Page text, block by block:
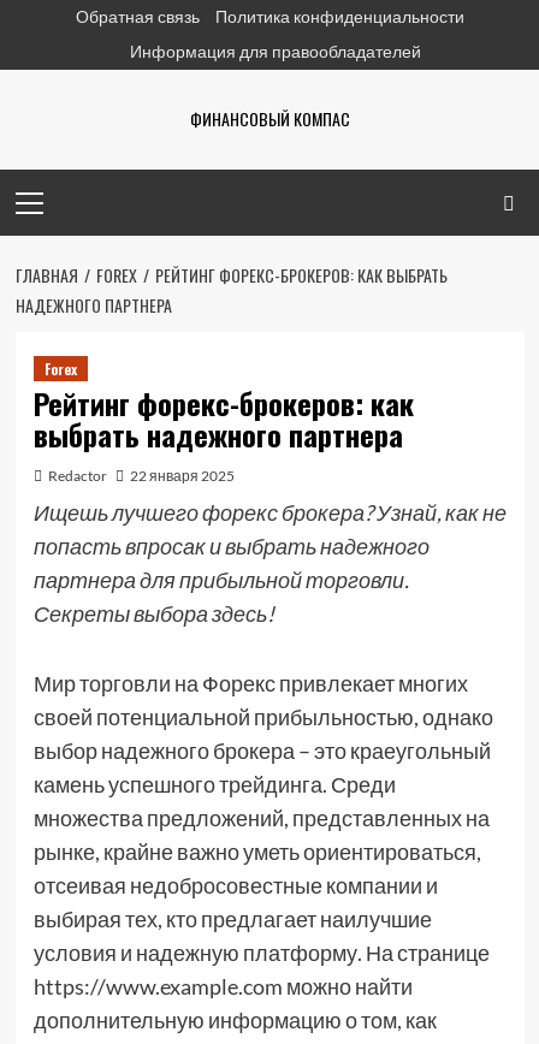
содержимому
Обратная связь
Политика конфиденциальности
Информация для правообладателей
ФИНАНСОВЫЙ КОМПАС
меню
ГЛАВНАЯ FOREX
РЕЙТИНГ ФОРЕКС-БРОКЕРОВ: КАК ВЫБРАТЬ
НАДЕЖНОГО ПАРТНЕРА
Forex
Рейтинг форекс-брокеров: как
выбрать надежного партнера
Redactor 22 января 2025
Ищешь лучшего форекс брокера? Узнай, как не
попасть впросак и выбрать надежного
партнера для прибыльной торговли.
Секреты выбора здесь!
Мир торговли на Форекс привлекает многих
своей потенциальной прибыльностью, однако
выбор надежного брокера – это краеугольный
камень успешного трейдинга. Среди
множества предложений, представленных на
рынке, крайне важно уметь ориентироваться,
отсеивая недобросовестные компании и
выбирая тех, кто предлагает наилучшие
условия и надежную платформу. На странице
https://www.example.com можно найти
дополнительную информацию о том, как